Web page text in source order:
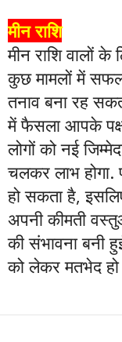
मीन राशि
मीन राशि वालों
कुछ मामलों में
तनाव बना रह
में फैसला आपके
लोगों को नई
चलकर लाभ होगा.
हो सकता है,
अपनी कीमती
की संभावना बनी
को लेकर मतभेद